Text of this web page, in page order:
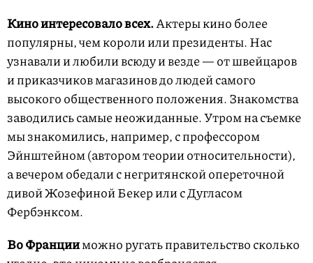
Кино интересовало всех.Актеры кино более
популярны, чем короли или президенты. Нас
узнавали и любили всюду и везде — от швейцаров
и приказчиков магазинов до людей самого
высокого общественного положения. Знакомства
заводились самые неожиданные. Утром на съемке
мы знакомились, например, с профессором
Эйнштейном (автором теории относительности),
а вечером обедали с негритянской опереточной
дивой Жозефиной Бекер или с Дугласом
Фербэнксом.
Во Францииможно ругать правительство сколько